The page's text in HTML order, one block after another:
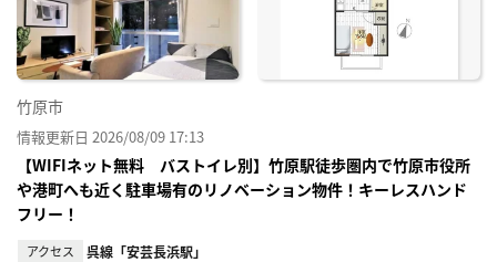
竹原市
情報更新日 2026/08/09 17:13
【WIFIネット無料 バストイレ別】竹原駅徒歩圏内で竹原市役所
や港町へも近く駐車場有のリノベーション物件！キーレスハンド
フリー！
アクセス 呉線「安芸長浜駅」